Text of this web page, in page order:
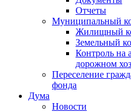
Отчеты
Муниципальный
Жилищный
Земельный
Контроль на
дорожном
Переселение
фонда
Дума
Новости